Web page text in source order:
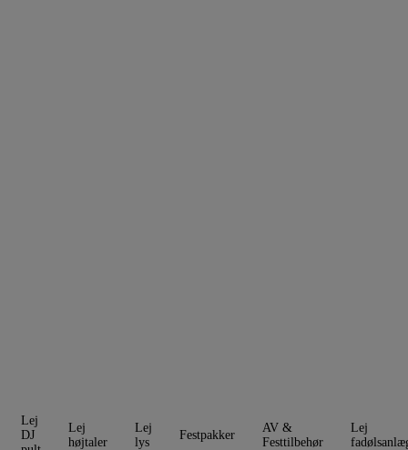
Lej
DJ
Lej
højtaler
Lej
lys
Festpakker
AV &
Festtilbehør
Lej